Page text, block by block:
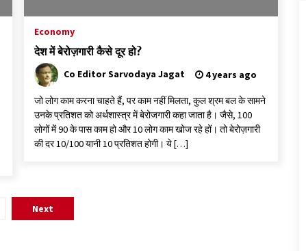
Economy
देश में बेरोज़गारी कैसे दूर हो?
Co Editor Sarvodaya Jagat 4 years ago
जो लोग काम करना चाहते हैं, पर काम नहीं मिलता, कुल श्रम बल के सामने
उनके प्रतिशत को अर्थशास्त्र में बेरोजगारी कहा जाता है। जैसे, 100
लोगों में 90 के पास काम हो और 10 लोग काम खोज रहे हों। तो बेरोज़गारी
की दर 10/100 यानी 10 प्रतिशत होगी। ये […]
Next